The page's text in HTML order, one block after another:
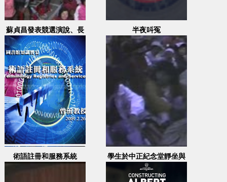
蘇貞昌發表競選演說、長
笛演奏
半夜呌冤
術語註冊和服務系統
學生於中正紀念堂靜坐與
發表意見